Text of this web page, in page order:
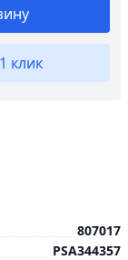
клик
807017
PSA344357